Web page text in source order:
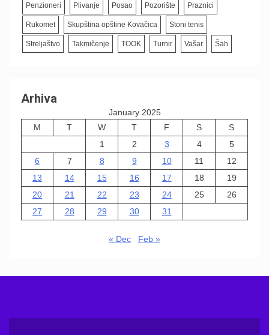
Penzioneri Plivanje Posao Pozorište Praznici
Rukomet Skupština opštine Kovačica Stoni tenis
Streljaštvo Takmičenje TOOK Turnir Vašar Šah
Arhiva
January 2025
M
T W T F S
S
1
2 3 4
5
6
7 8 9 10 11
12
13
14 15 16 17 18
19
20
21 22 23 24 25
26
27
28 29 30 31
« Dec Feb »